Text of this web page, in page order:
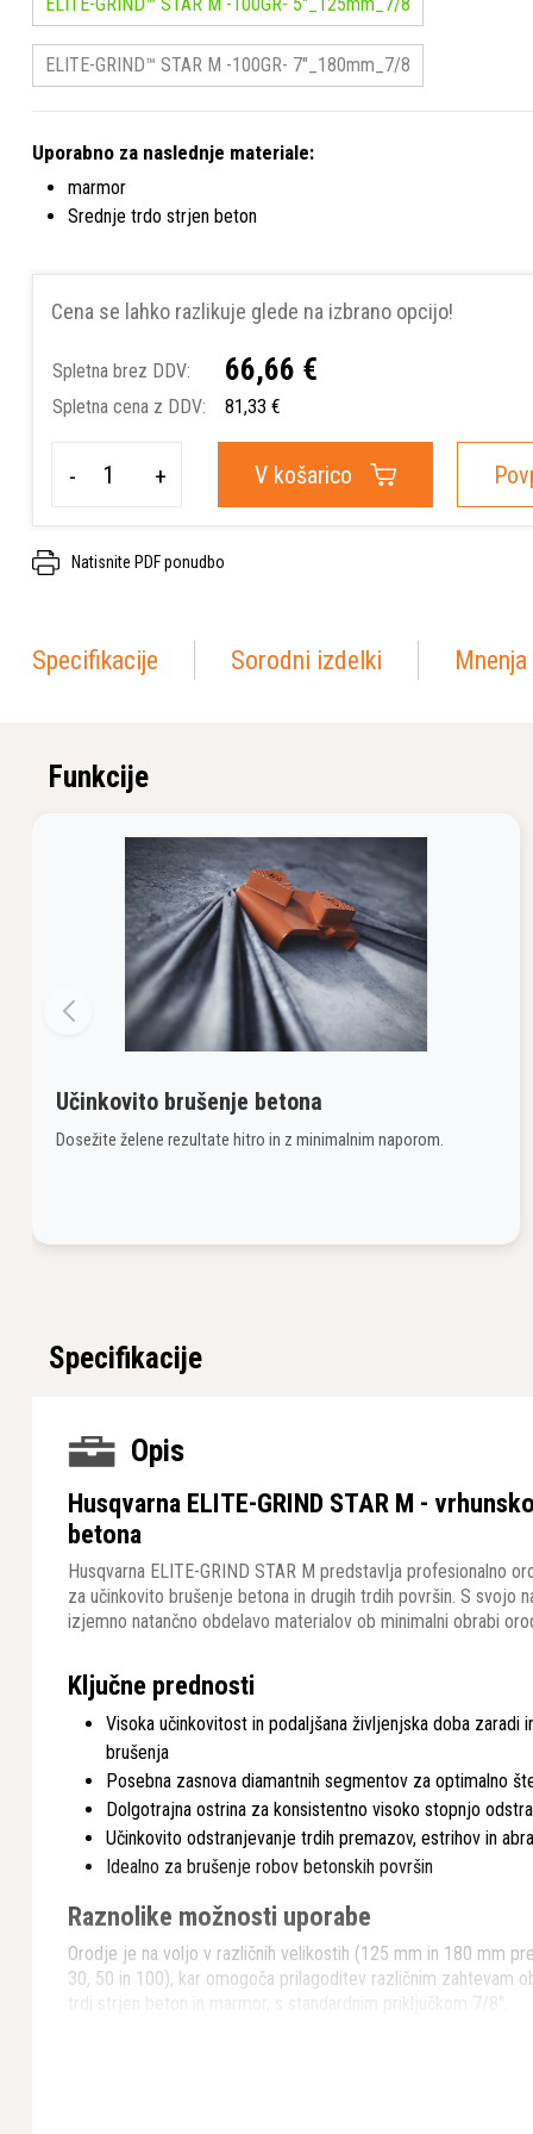
ELITE-GRIND™ STAR M -100GR- 7"_180mm_7/8
Uporabno za naslednje materiale:
marmor
Srednje trdo strjen beton
Cena se lahko razlikuje glede na izbrano opcijo!
Spletna brez DDV: 66,66 €
Spletna cena z DDV: 81,33 €
- + V košarico
Natisnite PDF ponudbo
Specifikacije Sorodni izdelki
Funkcije
Učinkovito brušenje betona
Dosežite želene rezultate hitro in z minimalnim naporom.
Specifikacije
Opis
Husqvarna ELITE-GRIND STAR M -
betona
Husqvarna ELITE-GRIND STAR M predstavlja profesionalno
za učinkovito brušenje betona in drugih trdih površin. S svojo
izjemno natančno obdelavo materialov ob minimalni obrabi
Ključne prednosti
Visoka učinkovitost in podaljšana življenjska doba zaradi
brušenja
Posebna zasnova diamantnih segmentov za optimalno
Dolgotrajna ostrina za konsistentno visoko stopnjo
Učinkovito odstranjevanje trdih premazov, estrihov in
Idealno za brušenje robov betonskih površin
Raznolike možnosti uporabe
Orodje je na voljo v različnih velikostih (125 mm in 180 mm
30, 50 in 100), kar omogoča prilagoditev različnim zahtevam
trdi strjen beton in marmor, s standardnim priključkom 7/8".
Posebna konstrukcija zagotavlja optimalno ravnovesje med